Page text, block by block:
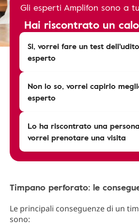
Gli esperti Amplifon sono a
Hai riscontrato un
Si, vorrei fare un test
esperto
Non lo so, vorrei capirlo
esperto
Lo ha riscontrato una
vorrei prenotare una visita
Timpano perforato: le
Le principali conseguenze di un
sono: